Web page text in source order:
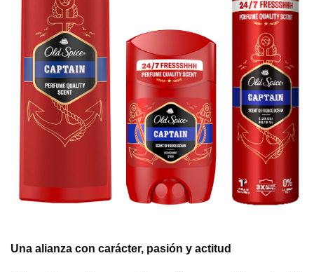
Una alianza con carácter, pasión y actitud